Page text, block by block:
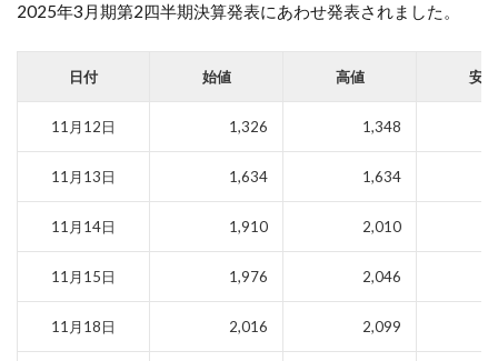
2025年3月期第2四半期決算発表にあわせ発表されました。
日付 始値 高値 安値
11月12日 1,326 1,348
11月13日 1,634 1,634
11月14日 1,910 2,010
11月15日 1,976 2,046
11月18日 2,016 2,099